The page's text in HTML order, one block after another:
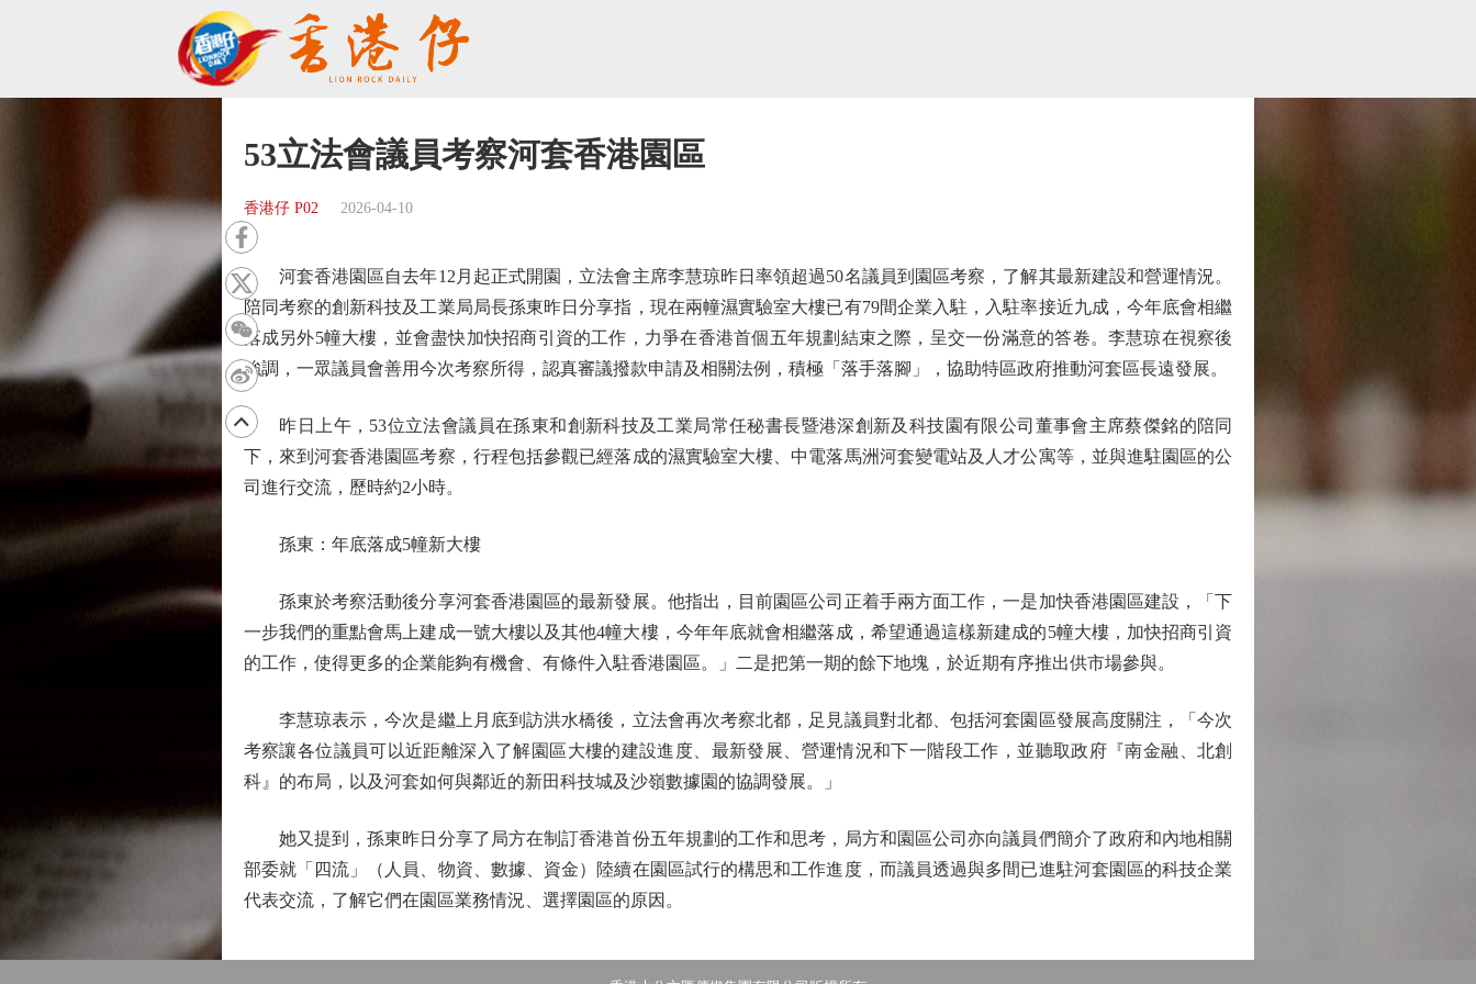
53立法會議員考察河套香港園區
香港仔 P02 2026-04-10
河套香港園區自去年12月起正式開園，立法會主席李慧琼昨日率領超過50名議員到園區考察，了解其最新建設和營運情況。
陪同考察的創新科技及工業局局長孫東昨日分享指，現在兩幢濕實驗室大樓已有79間企業入駐，入駐率接近九成，今年底會相繼
落成另外5幢大樓，並會盡快加快招商引資的工作，力爭在香港首個五年規劃結束之際，呈交一份滿意的答卷。李慧琼在視察後
強調，一眾議員會善用今次考察所得，認真審議撥款申請及相關法例，積極「落手落腳」，協助特區政府推動河套區長遠發展。
昨日上午，53位立法會議員在孫東和創新科技及工業局常任秘書長暨港深創新及科技園有限公司董事會主席蔡傑銘的陪同
下，來到河套香港園區考察，行程包括參觀已經落成的濕實驗室大樓、中電落馬洲河套變電站及人才公寓等，並與進駐園區的公
司進行交流，歷時約2小時。
孫東：年底落成5幢新大樓
孫東於考察活動後分享河套香港園區的最新發展。他指出，目前園區公司正着手兩方面工作，一是加快香港園區建設，「下
一步我們的重點會馬上建成一號大樓以及其他4幢大樓，今年年底就會相繼落成，希望通過這樣新建成的5幢大樓，加快招商引資
的工作，使得更多的企業能夠有機會、有條件入駐香港園區。」二是把第一期的餘下地塊，於近期有序推出供市場參與。
李慧琼表示，今次是繼上月底到訪洪水橋後，立法會再次考察北都，足見議員對北都、包括河套園區發展高度關注，「今次
考察讓各位議員可以近距離深入了解園區大樓的建設進度、最新發展、營運情況和下一階段工作，並聽取政府『南金融、北創
科』的布局，以及河套如何與鄰近的新田科技城及沙嶺數據園的協調發展。」
她又提到，孫東昨日分享了局方在制訂香港首份五年規劃的工作和思考，局方和園區公司亦向議員們簡介了政府和內地相關
部委就「四流」（人員、物資、數據、資金）陸續在園區試行的構思和工作進度，而議員透過與多間已進駐河套園區的科技企業
代表交流，了解它們在園區業務情況、選擇園區的原因。